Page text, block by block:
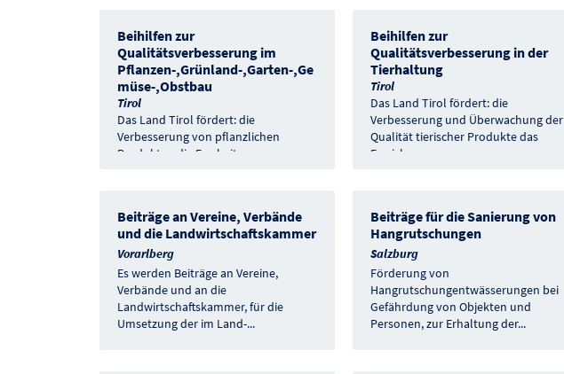
Beihilfen zur
Qualitätsverbesserung im
Pflanzen-,Grünland-,Garten-,Ge
müse-,Obstbau
Tirol
Das Land Tirol fördert: die
Verbesserung von pflanzlichen
Produkten die Erarbeitung von
Beihilfen zur
Qualitätsverbesserung in der
Tierhaltung
Tirol
Das Land Tirol fördert: die
Verbesserung und Überwachung der
Qualität tierischer Produkte das
Erreichen
Beiträge an Vereine, Verbände
und die Landwirtschaftskammer
Vorarlberg
Es werden Beiträge an Vereine,
Verbände und an die
Landwirtschaftskammer, für die
Umsetzung der im Land-...
Beiträge für die Sanierung von
Hangrutschungen
Salzburg
Förderung von
Hangrutschungentwässerungen bei
Gefährdung von Objekten und
Personen, zur Erhaltung der...